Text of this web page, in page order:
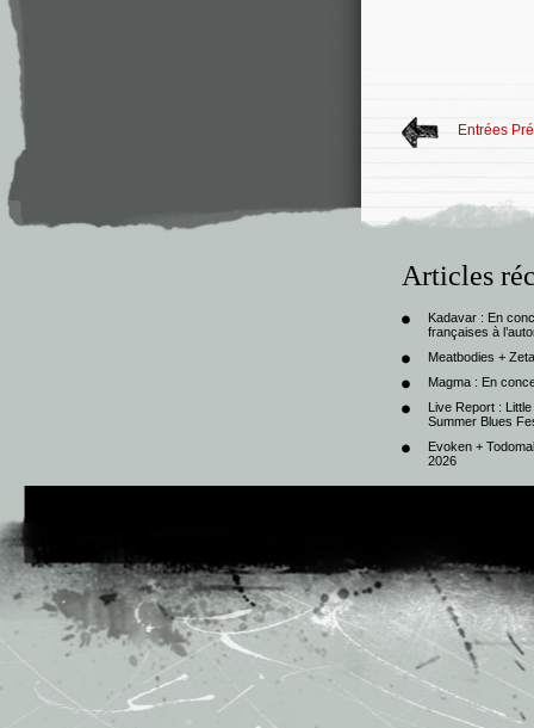
Entrées
Articles
Kadavar : En
françaises à
Meatbodies +
Magma : En
Live Report :
Summer Blues
Evoken +
2026